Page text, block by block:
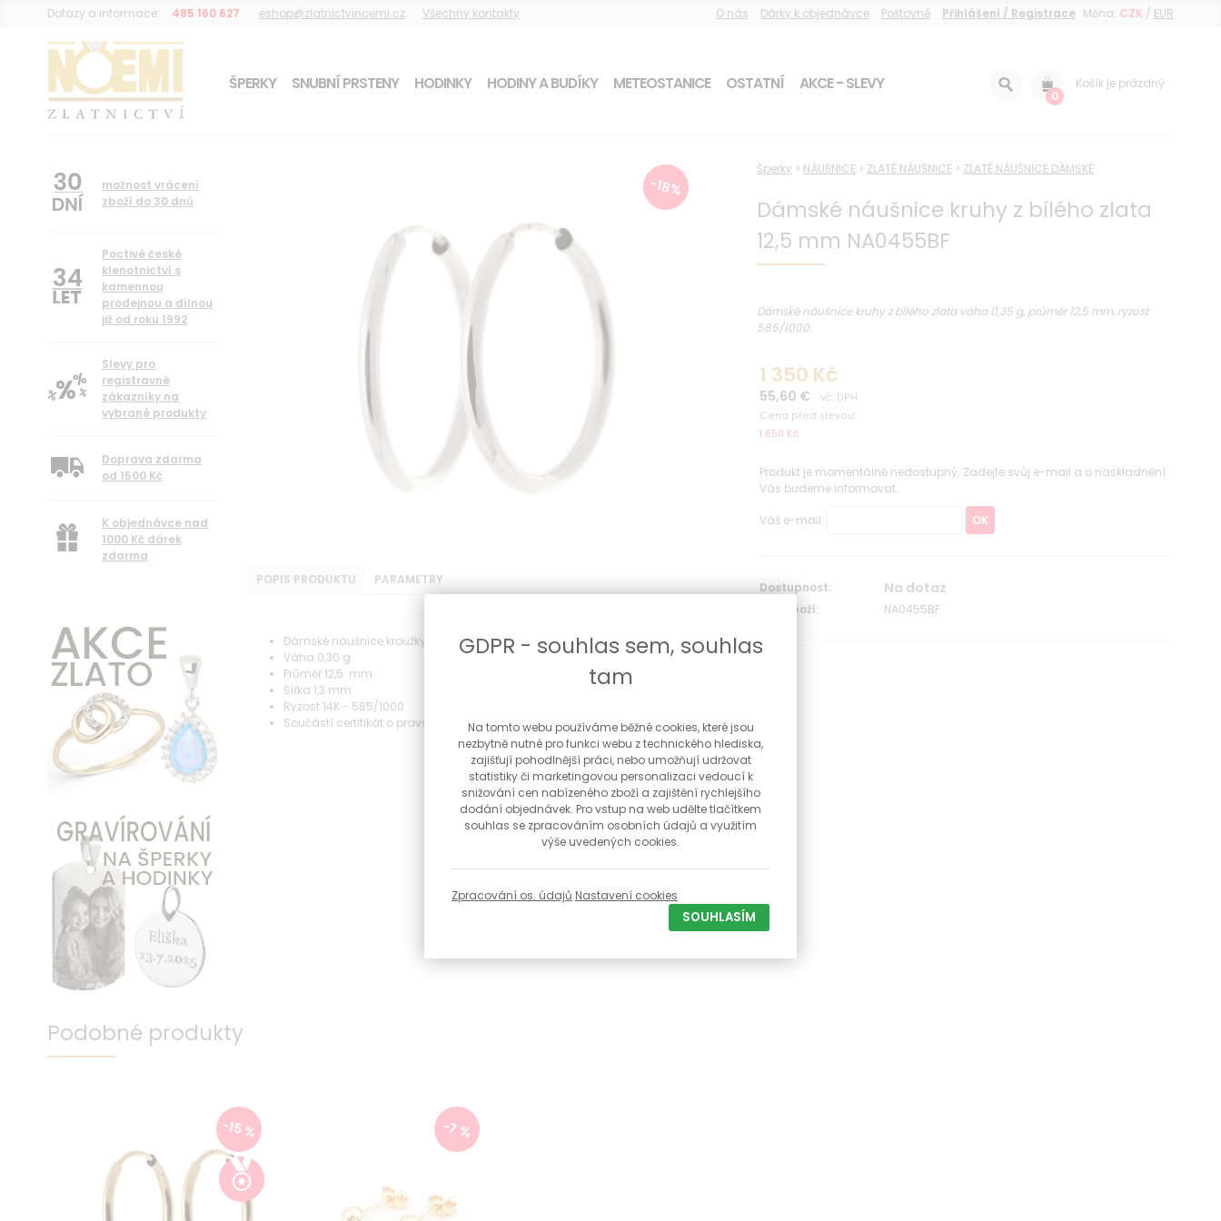
Dotazy a informace: 485 160 627 eshop@zlatnictvinoemi.cz Všechny kontakty O nás Dárky k objednávce Poštovné Přihlášení / Registrace Měna: CZK / EUR
0
Košík je prázdný
ŠPERKY SNUBNÍ PRSTENY HODINKY HODINY A BUDÍKY METEOSTANICE OSTATNÍ
AKCE - SLEVY
Šperky > NÁUŠNICE > ZLATÉ NÁUŠNICE > ZLATÉ NÁUŠNICE DÁMSKÉ
Dámské náušnice kruhy z bílého zlata
12,5 mm NA0455BF
-18%
Dámské náušnice kruhy z bílého zlata váha 0,35 g, průměr 12,5 mm, ryzost
585/1000.
1 350 Kč
55,60 €
vč. DPH
Cena před slevou:
1 650 Kč
Produkt je momentálně nedostupný. Zadejte svůj e-mail a o naskladnění
Vás budeme informovat.
Váš e-mail: OK
Dostupnost: Na dotaz
Kód zboží: NA0455BF
POPIS PRODUKTU PARAMETRY
Dámské náušnice kroužky ze bílého zlata
Váha 0,30 g
Průměr 12,5 mm
Šířka 1,3 mm
Ryzost 14K - 585/1000
Součástí certifikát o pravosti zlata a dárková krabička
možnost vrácení
zboží do 30 dnů
34
Poctivé české
klenotnictví s
kamennou
prodejnou a dílnou
již od roku 1992
Slevy pro
registravné
zákazníky na
vybrané produkty
Doprava zdarma
od 1500 Kč
K objednávce nad
1000 Kč dárek
zdarma
Podobné produkty
-15 % -7 %
GDPR - souhlas sem, souhlas
tam
Na tomto webu používáme běžné cookies, které jsou
nezbytně nutné pro funkci webu z technického hlediska,
zajišťují pohodlnější práci, nebo umožňují udržovat
statistiky či marketingovou personalizaci vedoucí k
snižování cen nabízeného zboží a zajištění rychlejšího
dodání objednávek. Pro vstup na web udělte tlačítkem
souhlas se zpracováním osobních údajů a využitím
výše uvedených cookies.
Zpracování os. údajů Nastavení cookies
SOUHLASÍM